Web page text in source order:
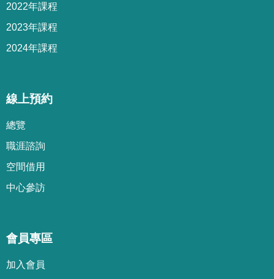
2022年課程
2023年課程
2024年課程
線上預約
總覽
職涯諮詢
空間借用
中心參訪
會員專區
加 入會 員